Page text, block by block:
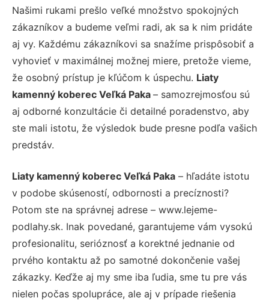
Našimi rukami prešlo veľké množstvo spokojných
zákazníkov a budeme veľmi radi, ak sa k nim pridáte
aj vy. Každému zákazníkovi sa snažíme prispôsobiť a
vyhovieť v maximálnej možnej miere, pretože vieme,
že osobný prístup je kľúčom k úspechu. Liaty
kamenný koberec Veľká Paka – samozrejmosťou sú
aj odborné konzultácie či detailné poradenstvo, aby
ste mali istotu, že výsledok bude presne podľa vašich
predstáv.
Liaty kamenný koberec Veľká Paka – hľadáte istotu
v podobe skúseností, odbornosti a precíznosti?
Potom ste na správnej adrese – www.lejeme-
podlahy.sk. Inak povedané, garantujeme vám vysokú
profesionalitu, serióznosť a korektné jednanie od
prvého kontaktu až po samotné dokončenie vašej
zákazky. Keďže aj my sme iba ľudia, sme tu pre vás
nielen počas spolupráce, ale aj v prípade riešenia